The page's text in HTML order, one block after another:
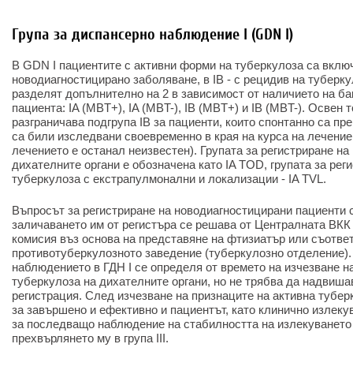
Група за диспансерно наблюдение I (GDN I)
В GDN I пациентите с активни форми на туберкулоза са
новодиагностицирано заболяване, в IB - с рецидив на
разделят допълнително на 2 в зависимост от наличието на
пациента: IA (MBT+), IA (MBT-), IB (MBT+) и IB (MBT-). Освен
разграничава подгрупа IB за пациенти, които спонтанно са
са били изследвани своевременно в края на курса на лечение
лечението е останал неизвестен). Групата за регистриране
дихателните органи е обозначена като IA TOD, групата за
туберкулоза с екстрапулмонални и локализации - IA TVL.
Въпросът за регистриране на новодиагностицирани пациенти
заличаването им от регистъра се решава от Централната
комисия въз основа на представяне на фтизиатър или
противотуберкулозното заведение (туберкулозно
наблюдението в ГДН I се определя от времето на изчезване
туберкулоза на дихателните органи, но не трябва да
регистрация. След изчезване на признаците на активна
за завършено и ефективно и пациентът, като клинично
за последващо наблюдение на стабилността на
прехвърлянето му в група III.